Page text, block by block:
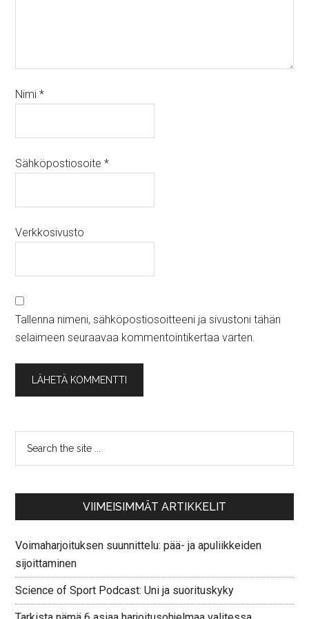
Nimi*
Sähköpostiosoite*
Verkkosivusto
Tallenna nimeni, sähköpostiosoitteeni ja sivustoni tähän
selaimeen seuraavaa kommentointikertaa varten.
VIIMEISIMMÄT ARTIKKELIT
Voimaharjoituksen suunnittelu: pää- ja apuliikkeiden
sijoittaminen
Science of Sport Podcast: Uni ja suorituskyky